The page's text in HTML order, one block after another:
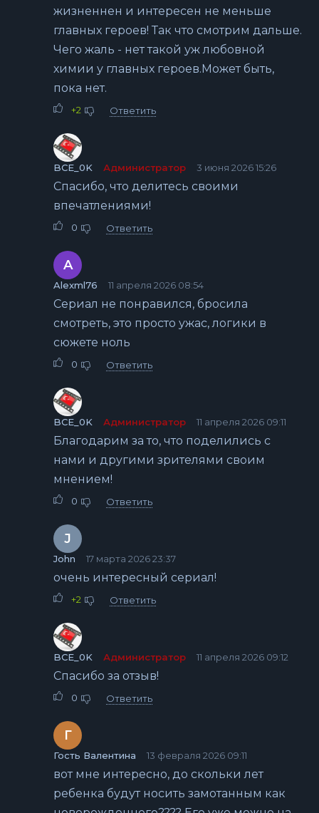
жизненнен и интересен не меньше
главных героев! Так что смотрим дальше.
Чего жаль - нет такой уж любовной
химии у главных героев.Может быть,
пока нет.
+2 Ответить
BCE_0K Администратор 3 июня 2026 15:26
Спасибо, что делитесь своими
впечатлениями!
0 Ответить
A
Alexml76 11 апреля 2026 08:54
Сериал не понравился, бросила
смотреть, это просто ужас, логики в
сюжете ноль
0 Ответить
BCE_0K Администратор 11 апреля 2026 09:11
Благодарим за то, что поделились с
нами и другими зрителями своим
мнением!
0 Ответить
J
John 17 марта 2026 23:37
очень интересный сериал!
+2 Ответить
BCE_0K Администратор 11 апреля 2026 09:12
Спасибо за отзыв!
0 Ответить
Г
Гость Валентина 13 февраля 2026 09:11
вот мне интересно, до скольки лет
ребенка будут носить замотанным как